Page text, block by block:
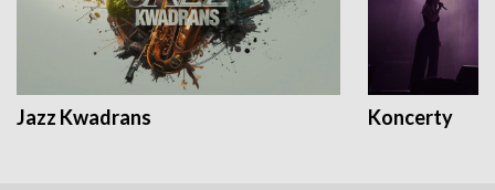
Jazz Kwadrans Koncerty